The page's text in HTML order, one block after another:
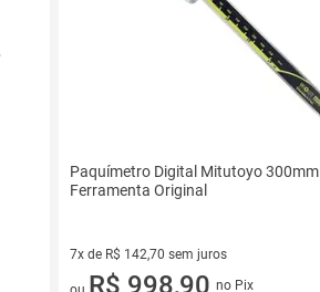
Paquímetro Digital Mitutoyo 300mm
Ferramenta Original
7x de R$ 142,70 sem juros
7 vez de R$ 142,70 sem juros
R$ 998,90 no Pix